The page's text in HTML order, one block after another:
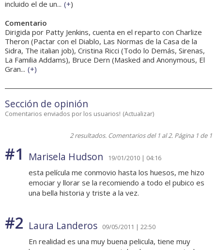
incluido el de un... (+)
Comentario
Dirigida por Patty Jenkins, cuenta en el reparto con Charlize
Theron (Pactar con el Diablo, Las Normas de la Casa de la
Sidra, The italian job), Cristina Ricci (Todo lo Demás, Sirenas,
La Familia Addams), Bruce Dern (Masked and Anonymous, El
Gran... (+)
Sección de opinión
Comentarios enviados por los usuarios! (Actualizar)
2 resultados. Comentarios del 1 al 2. Página 1 de 1
#1 Marisela Hudson 19/01/2010 | 04:16
esta película me conmovio hasta los huesos, me hizo
emociar y llorar se la recomiendo a todo el pubico es
una bella historia y triste a la vez.
#2 Laura Landeros 09/05/2011 | 22:50
En realidad es una muy buena pelicula, tiene muy